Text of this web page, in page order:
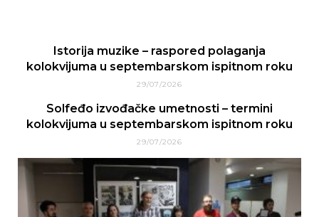
Istorija muzike – raspored polaganja
kolokvijuma u septembarskom ispitnom roku
29/07/2026
Solfeđo izvođačke umetnosti – termini
kolokvijuma u septembarskom ispitnom roku
29/07/2026